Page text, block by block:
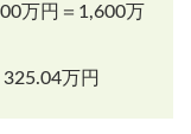
万円＝1,600万
万円